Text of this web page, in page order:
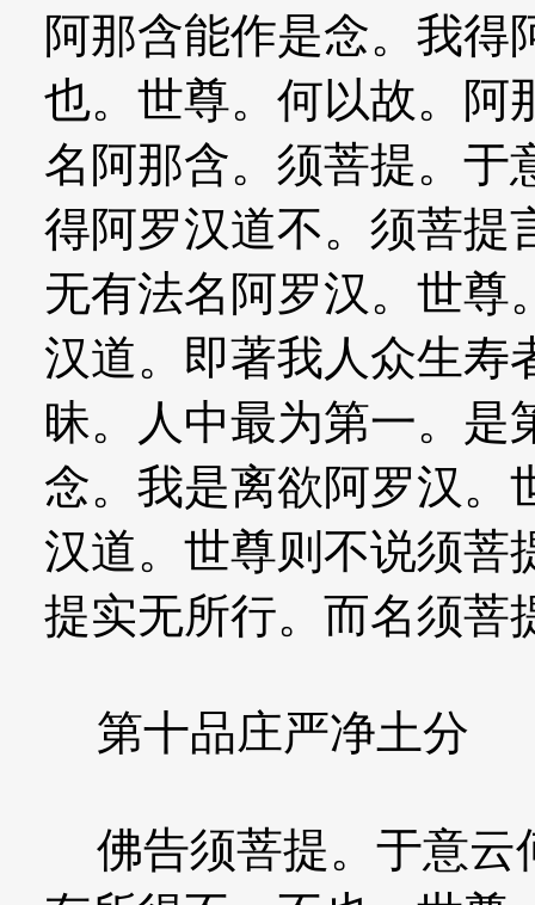
阿那含能作是念。我得
也。世尊。何以故。阿
名阿那含。须菩提。于
得阿罗汉道不。须菩提
无有法名阿罗汉。世尊
汉道。即著我人众生寿
昧。人中最为第一。是
念。我是离欲阿罗汉。
汉道。世尊则不说须菩
提实无所行。而名须菩
第十品庄严净土分
佛告须菩提。于意云